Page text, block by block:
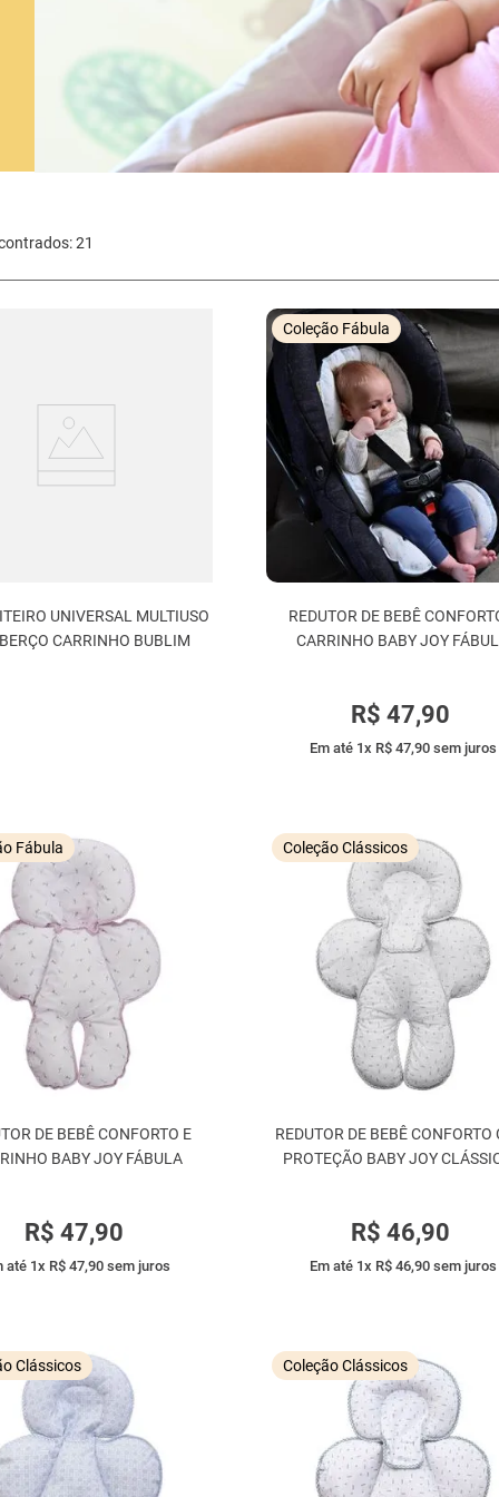
21
UNIVERSAL MULTIUSO
CARRINHO BUBLIM
Coleção Fábula
REDUTOR DE BEBÊ
CARRINHO BABY JOY
R$ 47,90
Em até 1x R$ 47,90sem juros
Fábula
DE BEBÊ CONFORTO E
BABY JOY FÁBULA
R$ 47,90
até 1x R$ 47,90sem juros
Coleção Clássicos
REDUTOR DE BEBÊ CONFORTO
PROTEÇÃO BABY JOY
R$ 46,90
Em até 1x R$ 46,90sem juros
Clássicos Coleção Clássicos